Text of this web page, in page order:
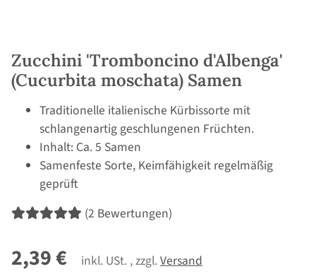
Zucchini 'Tromboncino d'Albenga'
(Cucurbita moschata) Samen
Traditionelle italienische Kürbissorte mit
schlangenartig geschlungenen Früchten.
Inhalt: Ca. 5 Samen
Samenfeste Sorte, Keimfähigkeit regelmäßig
geprüft
(2 Bewertungen)
2,39 € inkl. USt. , zzgl. Versand